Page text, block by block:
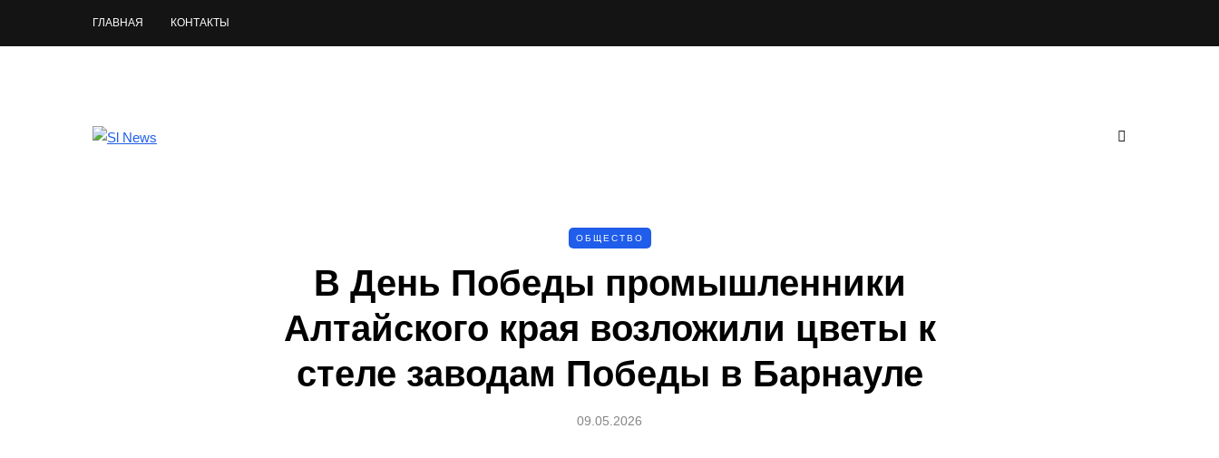
ГЛАВНАЯ КОНТАКТЫ
ОБЩЕСТВО
В День Победы промышленники
Алтайского края возложили цветы к
стеле заводам Победы в Барнауле
09.05.2026